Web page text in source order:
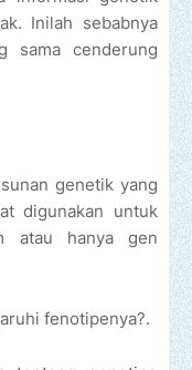
Inilah sebabnya
sama cenderung
genetik yang
digunakan untuk
atau hanya gen
fenotipenya?.